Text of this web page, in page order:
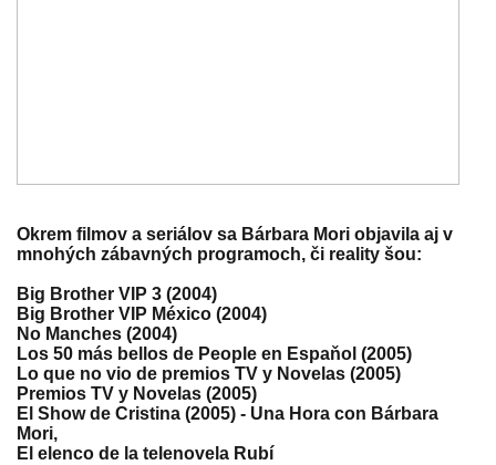
Okrem filmov a seriálov sa Bárbara Mori objavila aj v
mnohých zábavných programoch, či reality šou:
Big Brother VIP 3 (2004)
Big Brother VIP México (2004)
No Manches (2004)
Los 50 más bellos de People en Espaňol (2005)
Lo que no vio de premios TV y Novelas (2005)
Premios TV y Novelas (2005)
El Show de Cristina (2005) - Una Hora con Bárbara
Mori,
El elenco de la telenovela Rubí